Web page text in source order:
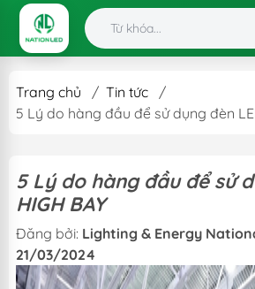
Trang chủ / Tin tức
/
5 Lý do hàng đầu để sử dụng đèn
5 Lý do hàng đầu để sử
HIGH BAY
Đăng bởi: Lighting & Energy
21/03/2024